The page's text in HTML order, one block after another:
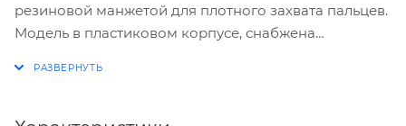
резиновой манжетой для плотного захвата пальцев.
Модель в пластиковом корпусе, снабжена
масляной основе. Пишущий узел ручки